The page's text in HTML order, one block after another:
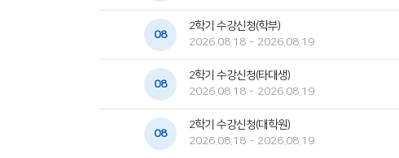
08
2학기 수강신청(학부)
2026.08.18 - 2026.08.19
08
2학기 수강신청(타대생)
2026.08.18 - 2026.08.19
08
2학기 수강신청(대학원)
2026.08.18 - 2026.08.19